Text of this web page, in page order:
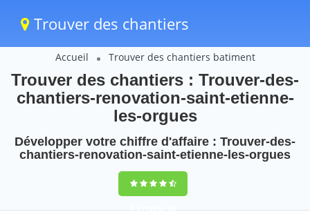
Trouver des chantiers
Accueil Trouver des chantiers batiment
Trouver des chantiers : Trouver-des-
chantiers-renovation-saint-etienne-
les-orgues
Développer votre chiffre d'affaire : Trouver-des-
chantiers-renovation-saint-etienne-les-orgues
9,5(100%)90